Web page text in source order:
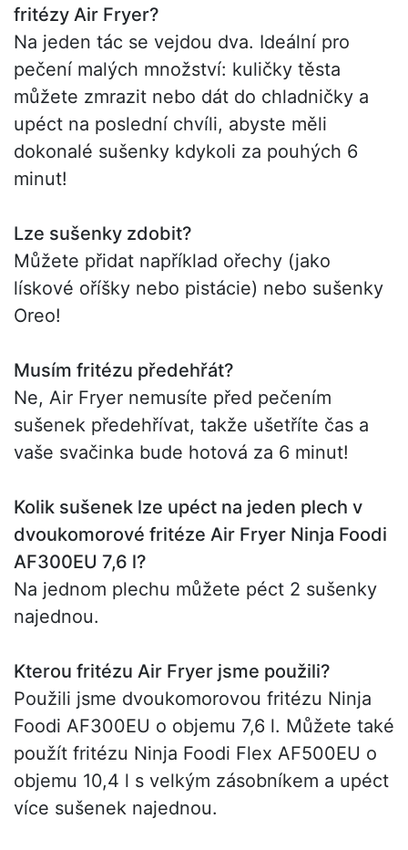
fritézy Air Fryer?
Na jeden tác se vejdou dva. Ideální pro
pečení malých množství: kuličky těsta
můžete zmrazit nebo dát do chladničky a
upéct na poslední chvíli, abyste měli
dokonalé sušenky kdykoli za pouhých 6
minut!
Lze sušenky zdobit?
Můžete přidat například ořechy (jako
lískové oříšky nebo pistácie) nebo sušenky
Oreo!
Musím fritézu předehřát?
Ne, Air Fryer nemusíte před pečením
sušenek předehřívat, takže ušetříte čas a
vaše svačinka bude hotová za 6 minut!
Kolik sušenek lze upéct na jeden plech v
dvoukomorové fritéze Air Fryer Ninja Foodi
AF300EU 7,6 l?
Na jednom plechu můžete péct 2 sušenky
najednou.
Kterou fritézu Air Fryer jsme použili?
Použili jsme dvoukomorovou fritézu Ninja
Foodi AF300EU o objemu 7,6 l. Můžete také
použít fritézu Ninja Foodi Flex AF500EU o
objemu 10,4 l s velkým zásobníkem a upéct
více sušenek najednou.